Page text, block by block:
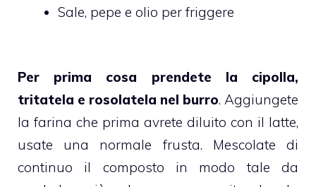
Sale, pepe e olio per friggere
Per prima cosa prendete la cipolla,
tritatela e rosolatela nel burro. Aggiungete
la farina che prima avrete diluito con il latte,
usate una normale frusta. Mescolate di
continuo il composto in modo tale da